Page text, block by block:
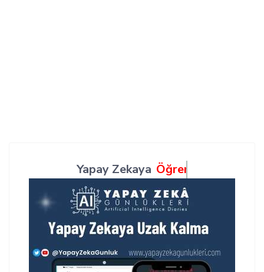
Yapay Zekaya Öğren